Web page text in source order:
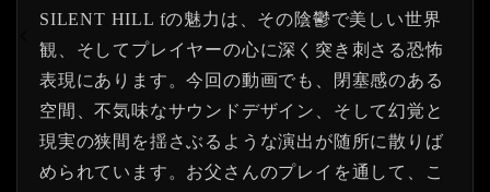
SILENT HILL fの魅力は、その陰鬱で美しい世界
観、そしてプレイヤーの心に深く突き刺さる恐怖
表現にあります。今回の動画でも、閉塞感のある
空間、不気味なサウンドデザイン、そして幻覚と
現実の狭間を揺さぶるような演出が随所に散りば
められています。お父さんのプレイを通して、こ